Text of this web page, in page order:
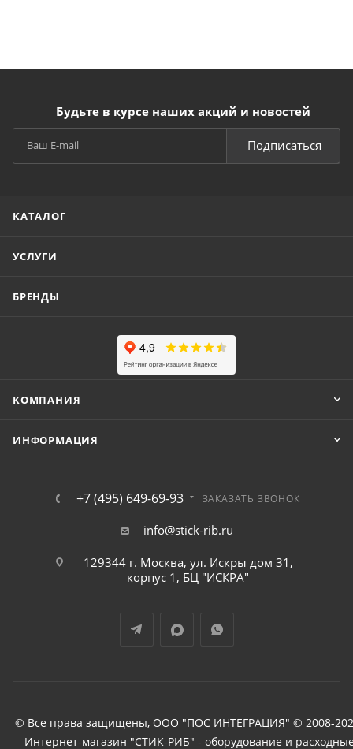
Будьте в курсе наших акций и новостей
Подписаться
КАТАЛОГ
УСЛУГИ
БРЕНДЫ
КОМПАНИЯ
ИНФОРМАЦИЯ
+7 (495) 649-69-93 ЗАКАЗАТЬ ЗВОНОК
info@stick-rib.ru
129344 г. Москва, ул. Искры дом 31,
корпус 1, БЦ "ИСКРА"
© Все права защищены, ООО "ПОС ИНТЕГРАЦИЯ" © 2008-
Интернет-магазин "СТИК-РИБ" - оборудование и